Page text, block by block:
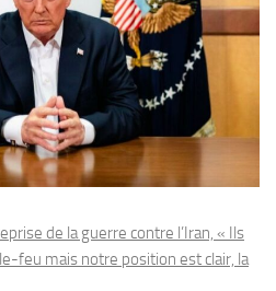
de la guerre contre l’Iran, « Ils
feu mais notre position est clair, la